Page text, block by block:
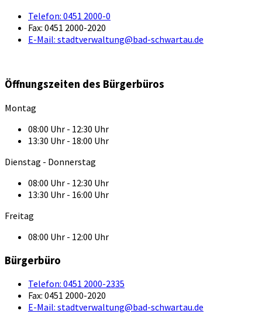
Telefon: 0451 2000-0
Fax: 0451 2000-2020
E-Mail: stadtverwaltung@bad-schwartau.de
Öffnungszeiten des Bürgerbüros
Montag
08:00 Uhr - 12:30 Uhr
13:30 Uhr - 18:00 Uhr
Dienstag - Donnerstag
08:00 Uhr - 12:30 Uhr
13:30 Uhr - 16:00 Uhr
Freitag
08:00 Uhr - 12:00 Uhr
Bürgerbüro
Telefon: 0451 2000-2335
Fax: 0451 2000-2020
E-Mail: stadtverwaltung@bad-schwartau.de